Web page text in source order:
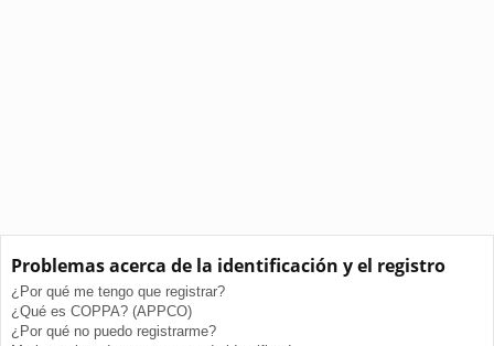
Problemas acerca de la identificación y el registro
¿Por qué me tengo que registrar?
¿Qué es COPPA? (APPCO)
¿Por qué no puedo registrarme?